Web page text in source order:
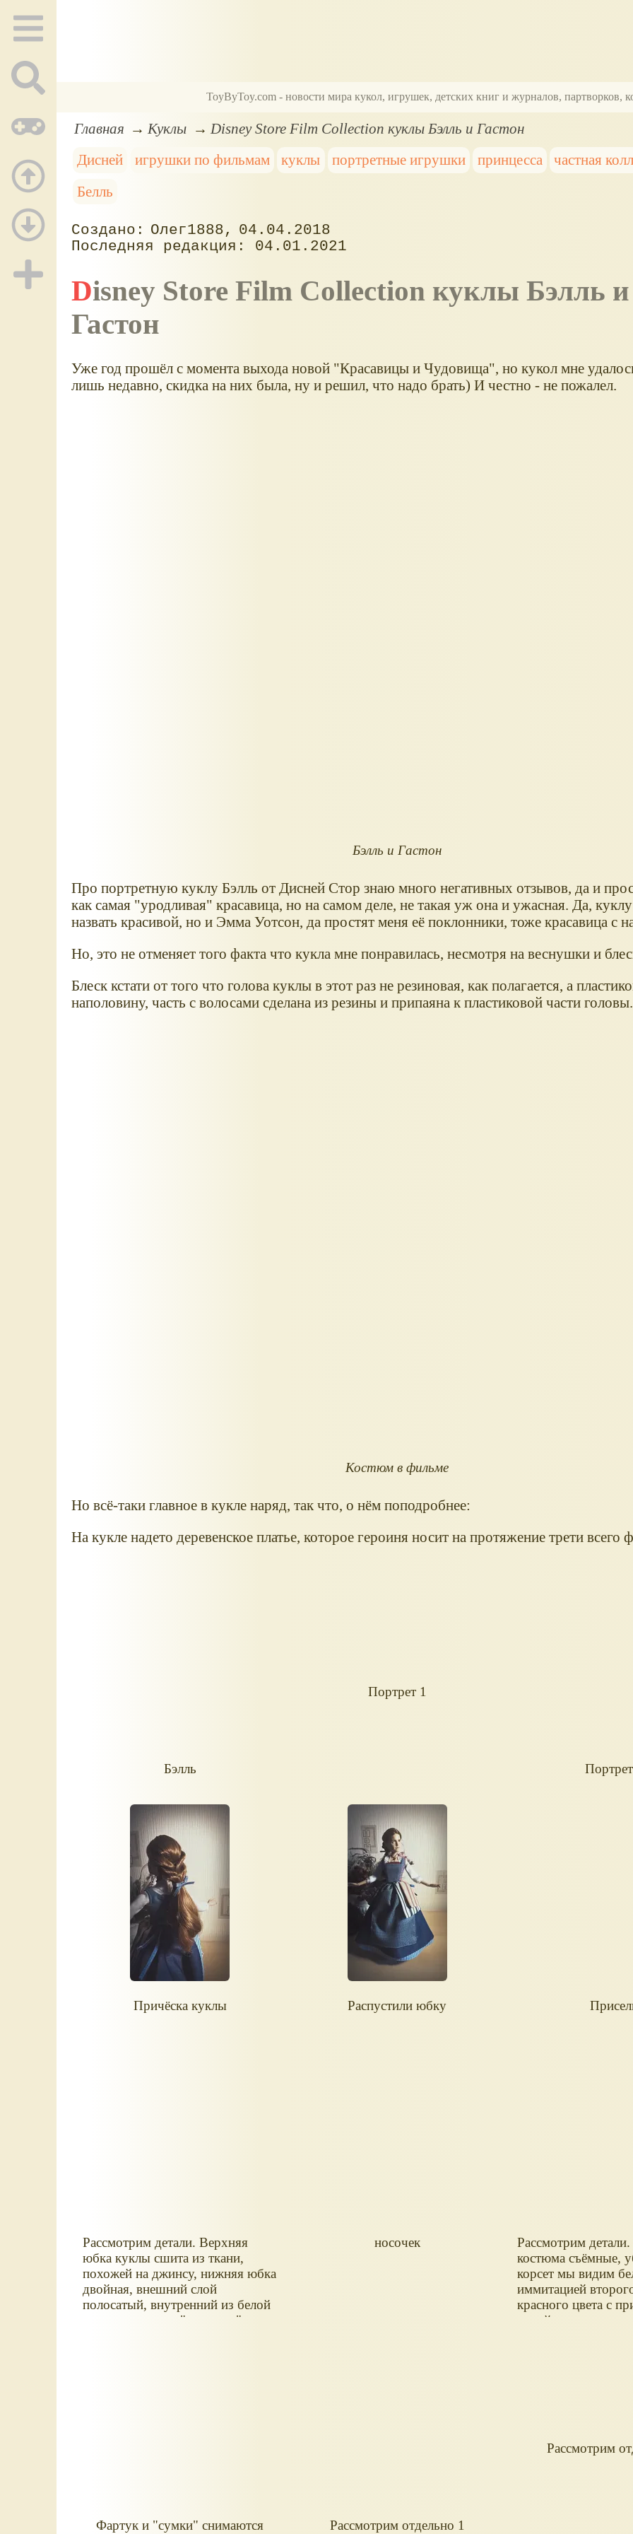
ToyByToy.com - новости мира кукол, игрушек, детских книг и журналов, партворков,
Главная Куклы
Disney Store Film Collection куклы Бэлль и Гастон
Дисней
игрушки по фильмам куклы портретные игрушки принцесса
частная
Белль
Олег1888
04.04.2018
04.01.2021
Disney Store Film Collection куклы Бэлль и
Гастон
Уже год прошёл с момента выхода новой "Красавицы и Чудовища", но кукол мне
лишь недавно, скидка на них была, ну и решил, что надо брать) И честно - не пожалел.
Бэлль и Гастон
Про портретную куклу Бэлль от Дисней Стор знаю много негативных отзывов, да и
как самая "уродливая" красавица, но на самом деле, не такая уж она и ужасная. Да,
назвать красивой, но и Эмма Уотсон, да простят меня её поклонники, тоже красавица с
Но, это не отменяет того факта что кукла мне понравилась, несмотря на веснушки и
Блеск кстати от того что голова куклы в этот раз не резиновая, как полагается, а
наполовину, часть с волосами сделана из резины и припаяна к пластиковой части головы.
Костюм в фильме
Но всё-таки главное в кукле наряд, так что, о нём поподробнее:
На кукле надето деревенское платье, которое героиня носит на протяжение трети всего
Бэлль
Портрет 1
Причёска куклы Распустили юбку
Рассмотрим детали. Верхняя
юбка куклы сшита из ткани,
похожей на джинсу, нижняя юбка
двойная, внешний слой
полосатый, внутренний из белой
ткани с принтом "вишенки"
носочек
Рассмотрим
костюма съёмные,
корсет мы видим
иммитацией
красного цвета с
синий цветочек
Фартук и "сумки" снимаются Рассмотрим отдельно 1
Рассмотрим